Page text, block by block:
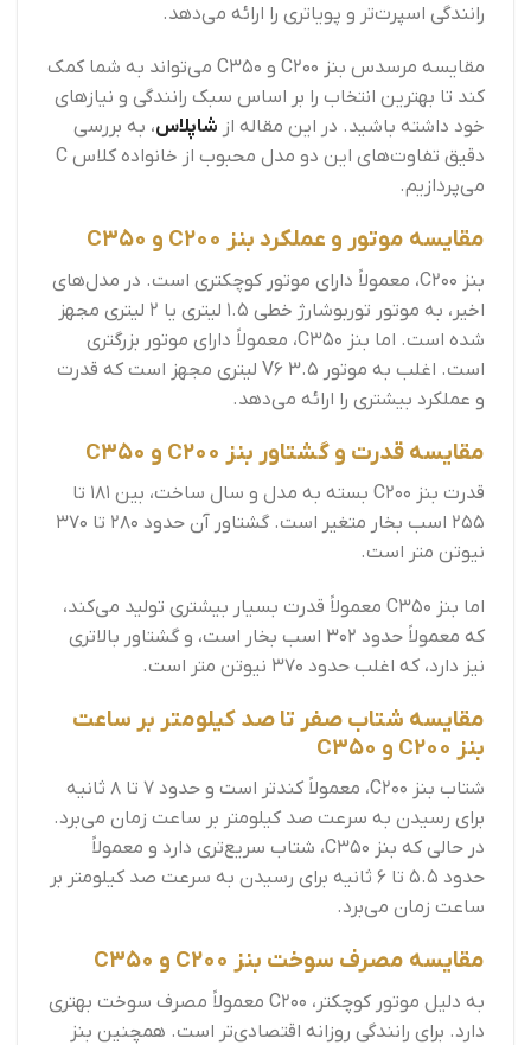
رانندگی اسپرت‌تر و پویاتری را ارائه می‌دهد.
مقایسه مرسدس بنز C200 و C350 می‌تواند به شما کمک
کند تا بهترین انتخاب را بر اساس سبک رانندگی و نیازهای
خود داشته باشید. در این مقاله از شاپلاس، به بررسی
دقیق تفاوت‌های این دو مدل محبوب از خانواده کلاس C
می‌پردازیم.
مقایسه موتور و عملکرد بنز C200 و C350
بنز C200، معمولاً دارای موتور کوچکتری است. در مدل‌های
اخیر، به موتور توربوشارژ خطی 1.5 لیتری یا 2 لیتری مجهز
شده است. اما بنز C350، معمولاً دارای موتور بزرگتری
است. اغلب به موتور V6 3.5 لیتری مجهز است که قدرت
و عملکرد بیشتری را ارائه می‌دهد.
مقایسه قدرت و گشتاور بنز C200 و C350
قدرت بنز C200 بسته به مدل و سال ساخت، بین 181 تا
255 اسب بخار متغیر است. گشتاور آن حدود 280 تا 370
نیوتن متر است.
اما بنز C350 معمولاً قدرت بسیار بیشتری تولید می‌کند،
که معمولاً حدود 302 اسب بخار است، و گشتاور بالاتری
نیز دارد، که اغلب حدود 370 نیوتن متر است.
مقایسه شتاب صفر تا صد کیلومتر بر ساعت
بنز C200 و C350
شتاب بنز C200، معمولاً کندتر است و حدود 7 تا 8 ثانیه
برای رسیدن به سرعت صد کیلومتر بر ساعت زمان می‌برد.
در حالی که بنز C350، شتاب سریع‌تری دارد و معمولاً
حدود 5.5 تا 6 ثانیه برای رسیدن به سرعت صد کیلومتر بر
ساعت زمان می‌برد.
مقایسه مصرف سوخت بنز C200 و C350
به دلیل موتور کوچکتر، C200 معمولاً مصرف سوخت بهتری
دارد. برای رانندگی روزانه اقتصادی‌تر است. همچنین بنز